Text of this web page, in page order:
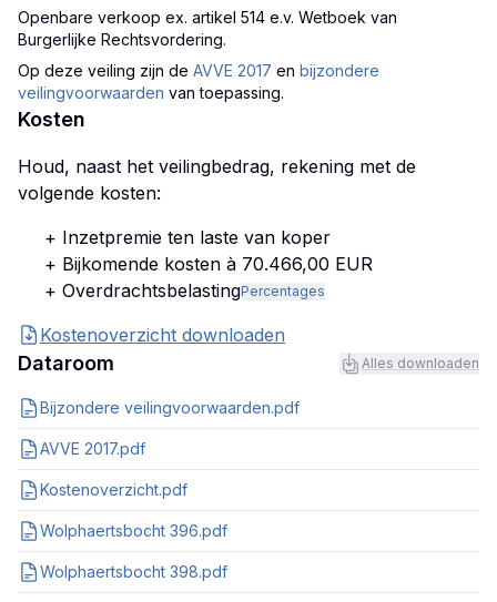
Openbare verkoop ex. artikel 514 e.v. Wetboek van
Burgerlijke Rechtsvordering.
Op deze veiling zijn de AVVE 2017 en bijzondere
veilingvoorwaarden van toepassing.
Kosten
Houd, naast het veilingbedrag, rekening met de
volgende kosten:
+ Inzetpremie ten laste van koper
+ Bijkomende kosten à 70.466,00 EUR
+ OverdrachtsbelastingPercentages
Kostenoverzicht downloaden
Dataroom Alles downloaden
Bijzondere veilingvoorwaarden.pdf
AVVE 2017.pdf
Kostenoverzicht.pdf
Wolphaertsbocht 396.pdf
Wolphaertsbocht 398.pdf